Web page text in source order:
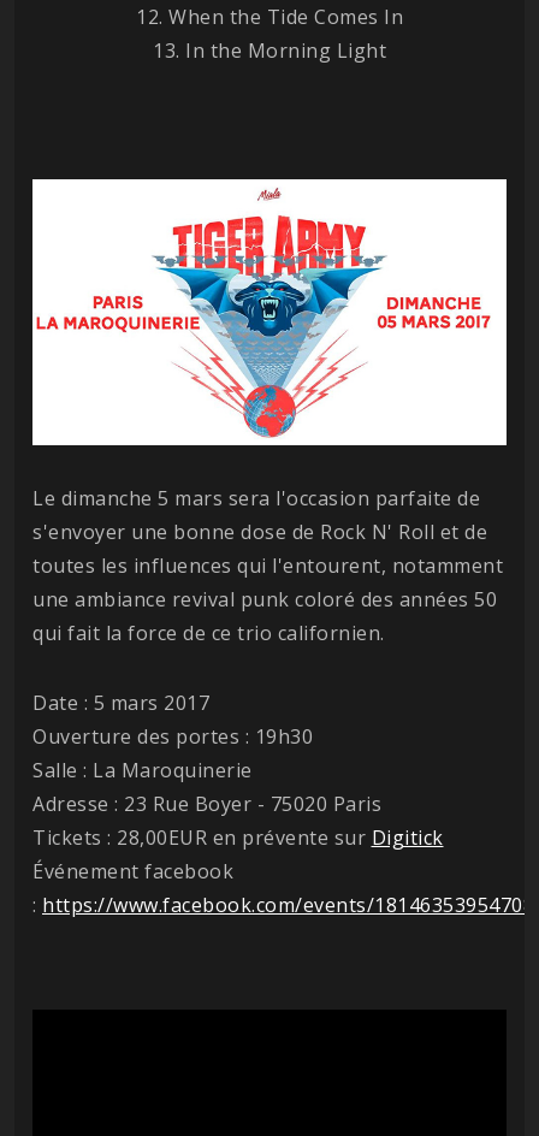
12. When the Tide Comes In
13. In the Morning Light
Le dimanche 5 mars sera l'occasion parfaite de
s'envoyer une bonne dose de Rock N' Roll et de
toutes les influences qui l'entourent, notamment
une ambiance revival punk coloré des années 50
qui fait la force de ce trio californien.
Date : 5 mars 2017
Ouverture des portes : 19h30
Salle : La Maroquinerie
Adresse : 23 Rue Boyer - 75020 Paris
Tickets : 28,00EUR en prévente sur Digitick
Événement facebook
: https://www.facebook.com/events/